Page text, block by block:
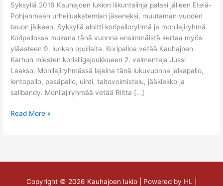
Syksyllä 2016 Kauhajoen lukion liikuntalinja palasi jälleen Etelä-
Pohjanmaan urheiluakatemian jäseneksi, muutaman vuoden
tauon jälkeen. Syksyllä aloitti koripalloryhmä ja monilajiryhmä.
Koripallossa mukana tänä vuonna ensimmäistä kertaa myös
yläasteen 9. luokan oppilaita. Koripalloa vetää Kauhajoen
Karhun miesten korisliigajoukkueen 2. valmentaja Jussi
Laakso. Monilajiryhmässä lajeina tänä lukuvuonna jalkapallo,
lentopallo, pesäpallo, uinti, taitovoimistelu, jääkiekko ja
salibandy. Monilajiryhmää vetää Riitta […]
Read More »
Copyright © 2026 Kauhajoen lukio | Powered by HL